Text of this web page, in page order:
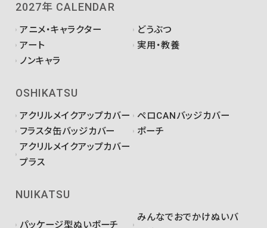
2027年 CALENDAR
アニメ・キャラクター
どうぶつ
アート
実用・教養
ノンキャラ
OSHIKATSU
アクリルメイクアップカバー
ペロCANバッジカバー
フラスタ缶バッジカバー
ポーチ
アクリルメイクアップカバー
プラス
NUIKATSU
パッケージ型ぬいポーチ
みんなでおでかけぬいバ